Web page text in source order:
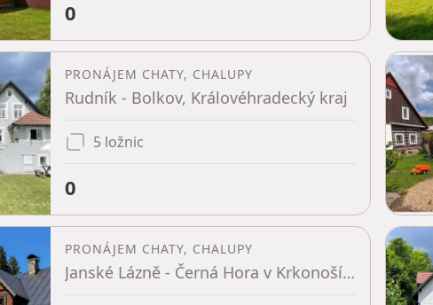
0
PRONÁJEM CHATY, CHALUPY
Rudník - Bolkov, Královéhradecký kraj
5 ložnic
0
PRONÁJEM CHATY, CHALUPY
Janské Lázně - Černá Hora v Krkonoších, Královéhradecký kraj